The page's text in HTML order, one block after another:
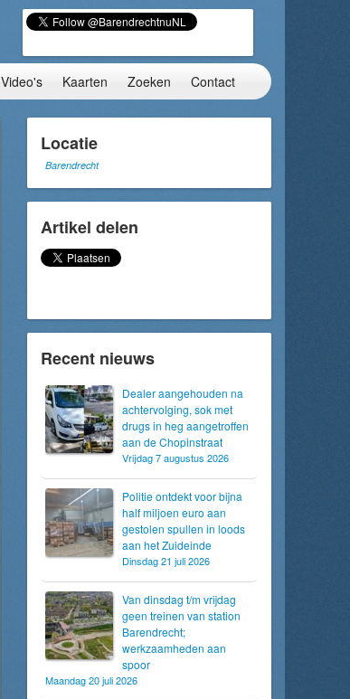
Video's Kaarten Zoeken Contact
Locatie
Barendrecht
Artikel delen
Recent nieuws
Dealer aangehouden na
achtervolging, sok met
drugs in heg aangetroffen
aan de Chopinstraat
Vrijdag 7 augustus 2026
Politie ontdekt voor bijna
half miljoen euro aan
gestolen spullen in loods
aan het Zuideinde
Dinsdag 21 juli 2026
Van dinsdag t/m vrijdag
geen treinen van station
Barendrecht;
werkzaamheden aan
spoor
Maandag 20 juli 2026